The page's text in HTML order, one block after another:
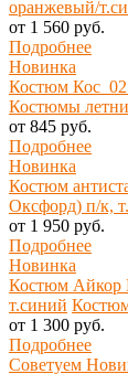
оранжевый/
от 1 560 руб.
Подробнее
Новинка
Костюм
Костюмы
от 845 руб.
Подробнее
Новинка
Костюм
Оксфорд) п/к,
от 1 950 руб.
Подробнее
Новинка
Костюм Айкор
т.синий
от 1 300 руб.
Подробнее
Советуем